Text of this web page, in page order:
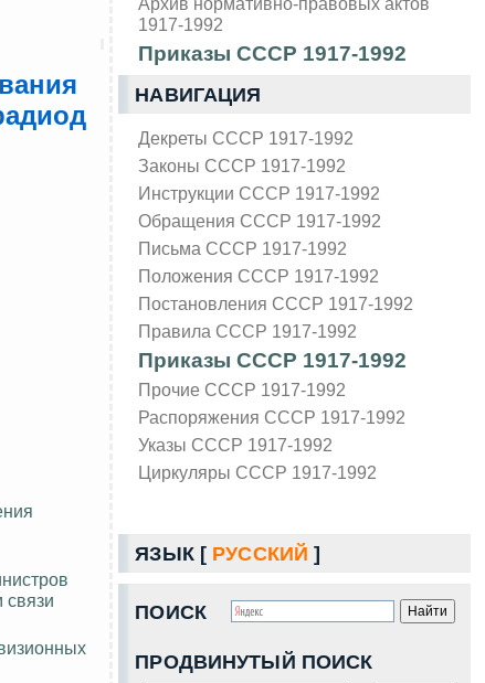
1917-1992
Приказы СССР 1917-1992
НАВИГАЦИЯ
Декреты СССР 1917-1992
Законы СССР 1917-1992
Инструкции СССР 1917-1992
Обращения СССР 1917-1992
Письма СССР 1917-1992
Положения СССР 1917-1992
Постановления СССР 1917-1992
Правила СССР 1917-1992
Приказы СССР 1917-1992
Прочие СССР 1917-1992
Распоряжения СССР 1917-1992
Указы СССР 1917-1992
Циркуляры СССР 1917-1992
ЯЗЫК [ РУССКИЙ ]
ПОИСК
ПРОДВИНУТЫЙ ПОИСК